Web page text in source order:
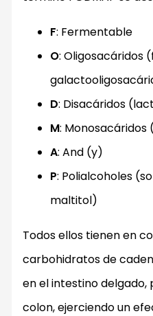
F: Fermentable
O: Oligosacáridos
D: Disacáridos
M:
A: And (y)
P: Polialcoholes
maltitol)
Todos ellos tienen en
carbohidratos de
en el intestino
colon, ejerciendo un